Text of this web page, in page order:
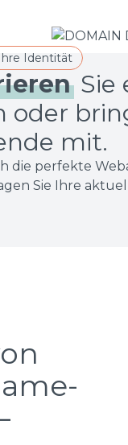
Identität
Sie
oder
mit.
die perfekte
Sie Ihre